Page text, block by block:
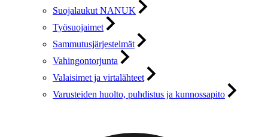
Suojalaukut NANUK
Työsuojaimet
Sammutusjärjestelmät
Vahingontorjunta
Valaisimet ja virtalähteet
Varusteiden huolto, puhdistus ja kunnossapito